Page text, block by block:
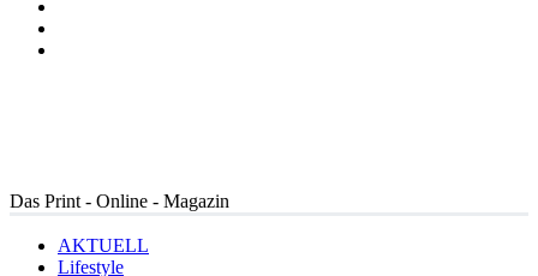
Das Print - Online - Magazin
AKTUELL
Lifestyle